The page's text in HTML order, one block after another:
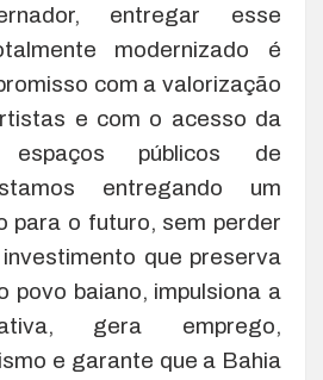
entregar esse
modernizado é
com a valorização
e com o acesso da
públicos de
entregando um
para o futuro, sem perder
que preserva
povo baiano, impulsiona a
gera emprego,
e garante que a Bahia